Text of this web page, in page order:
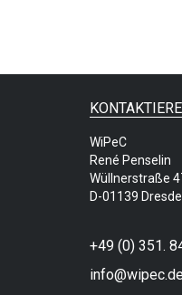
WiPeC
René Penselin
Wüllnerstraße
D-01139
+49 (0) 351.